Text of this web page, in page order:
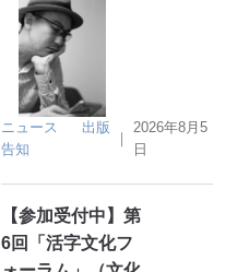
ニュース
出版
告知
｜
2026年8月5
日
【参加受付中】第
6回「活字文化フ